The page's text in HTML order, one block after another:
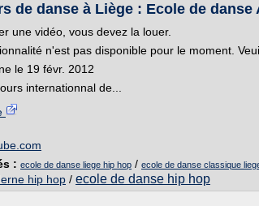
de danse à Liège : Ecole de danse
une vidéo, vous devez la louer.
n'est pas disponible pour le moment.
le 19 févr. 2012
internationnal de...
: ecole de danse liege hip hop / ecole de danse classique
hip hop / ecole de danse hip hop